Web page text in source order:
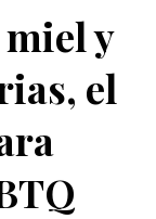
y
el